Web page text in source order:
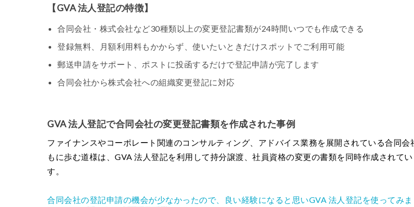
【GVA 法人登記の特徴】
合同会社・株式会社など30種類以上の変更登記書類が24時間いつでも作成できる
登録無料、月額利用料もかからず、使いたいときだけスポットでご利用可能
郵送申請をサポート、ポストに投函するだけで登記申請が完了します
合同会社から株式会社への組織変更登記に対応
GVA 法人登記で合同会社の変更登記書類を作成された事例
ファイナンスやコーポレート関連のコンサルティング、アドバイス業務を展開されている合同会
もに歩む道様は、GVA 法人登記を利用して持分譲渡、社員資格の変更の書類を同時作成されてい
す。
合同会社の登記申請の機会が少なかったので、良い経験になると思いGVA 法人登記を使ってみま